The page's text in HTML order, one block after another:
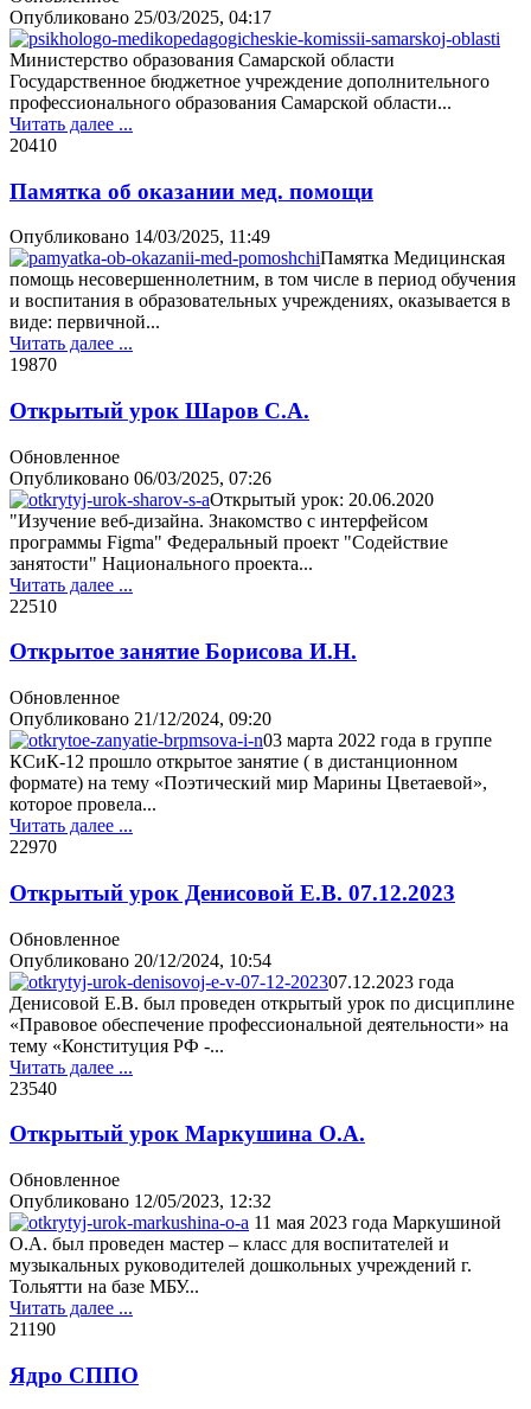
Опубликовано 25/03/2025, 04:17
Министерство образования Самарской области
Государственное бюджетное учреждение дополнительного
профессионального образования Самарской области...
Читать далее ...
20410
Памятка об оказании мед. помощи
Опубликовано 14/03/2025, 11:49
Памятка Медицинская
помощь несовершеннолетним, в том числе в период обучения
и воспитания в образовательных учреждениях, оказывается в
виде: первичной...
Читать далее ...
19870
Открытый урок Шаров С.А.
Обновленное
Опубликовано 06/03/2025, 07:26
Открытый урок: 20.06.2020
"Изучение веб-дизайна. Знакомство с интерфейсом
программы Figma" Федеральный проект "Содействие
занятости" Национального проекта...
Читать далее ...
22510
Открытое занятие Борисова И.Н.
Обновленное
Опубликовано 21/12/2024, 09:20
03 марта 2022 года в группе
КСиК-12 прошло открытое занятие ( в дистанционном
формате) на тему «Поэтический мир Марины Цветаевой»,
которое провела...
Читать далее ...
22970
Открытый урок Денисовой Е.В. 07.12.2023
Обновленное
Опубликовано 20/12/2024, 10:54
07.12.2023 года
Денисовой Е.В. был проведен открытый урок по дисциплине
«Правовое обеспечение профессиональной деятельности» на
тему «Конституция РФ -...
Читать далее ...
23540
Открытый урок Маркушина О.А.
Обновленное
Опубликовано 12/05/2023, 12:32
11 мая 2023 года Маркушиной
О.А. был проведен мастер – класс для воспитателей и
музыкальных руководителей дошкольных учреждений г.
Тольятти на базе МБУ...
Читать далее ...
21190
Ядро СППО